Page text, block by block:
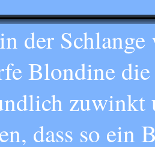
der
Blondine
zuwinkt
dass so